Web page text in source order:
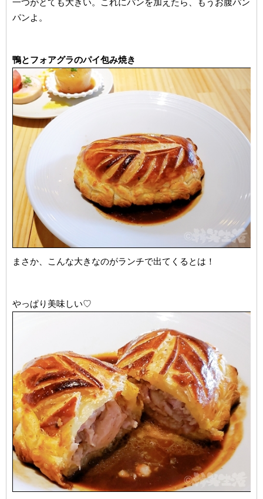
一つがとても大きい。これにパンを加えたら、もうお腹パン
パンよ。
鴨とフォアグラのパイ包み焼き
まさか、こんな大きなのがランチで出てくるとは！
やっぱり美味しい♡